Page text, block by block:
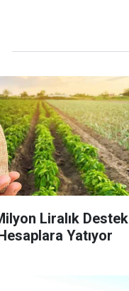
Liralık Destek
Yatıyor